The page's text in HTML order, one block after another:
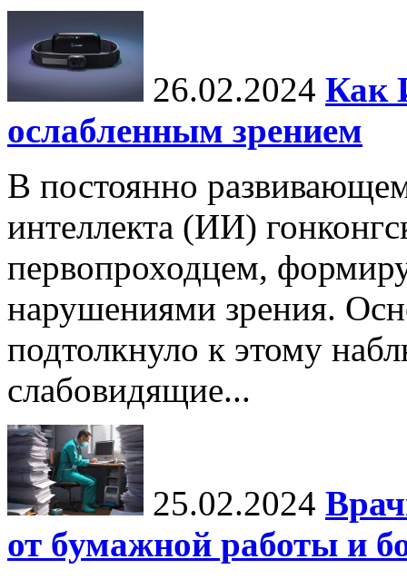
26.02.2024 Как
ослабленным зрением
В постоянно
интеллекта (ИИ)
первопроходцем,
нарушениями зрения.
подтолкнуло к этому
слабовидящие...
25.02.2024
от бумажной работы и